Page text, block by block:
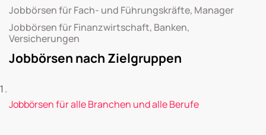
Jobbörsen für Fach- und Führungskräfte, Manager
Jobbörsen für Finanzwirtschaft, Banken,
Versicherungen
Jobbörsen nach Zielgruppen
Jobbörsen für alle Branchen und alle Berufe